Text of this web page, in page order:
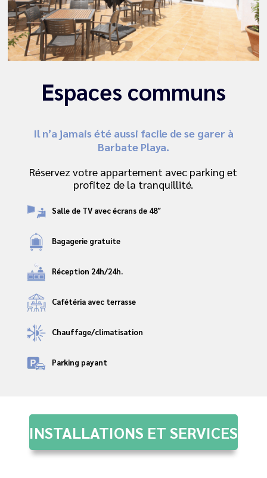
Espaces communs
Il n’a jamais été aussi facile de se garer à
Barbate Playa.
Réservez votre appartement avec parking et
profitez de la tranquillité.
Salle de TV avec écrans de 48″
Bagagerie gratuite
Réception 24h/24h.
Cafétéria avec terrasse
Chauffage/climatisation
Parking payant
INSTALLATIONS ET SERVICES